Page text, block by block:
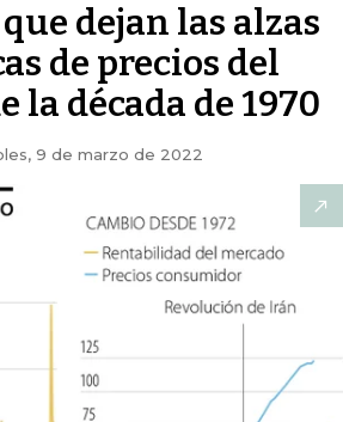
dejan las alzas
de precios del
la década de 1970
9 de marzo de 2022